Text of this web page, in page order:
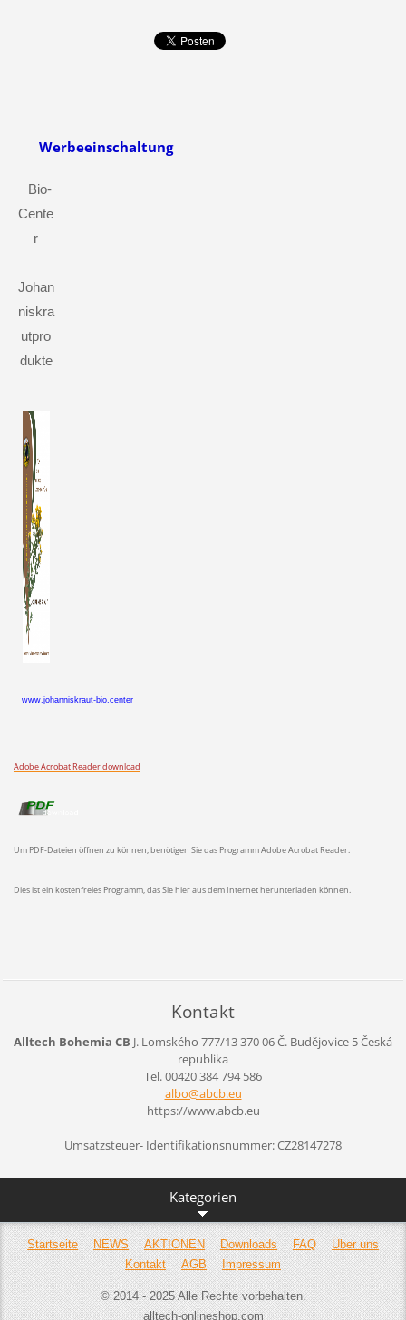
Werbeeinschaltung
Bio-
Cente
r
Johan
niskra
utpro
dukte
www.johanniskraut-bio.center
Adobe Acrobat Reader download
Um PDF-Dateien öffnen zu können, benötigen Sie das Programm Adobe Acrobat Reader.
Dies ist ein kostenfreies Programm, das Sie hier aus dem Internet herunterladen können.
Kontakt
Alltech Bohemia CB J. Lomského 777/13370 06 Č. Budějovice 5Česká
republika
Tel. 00420 384 794 586
albo@abcb.eu
https://www.abcb.eu
Umsatzsteuer- Identifikationsnummer: CZ28147278
Kategorien
Startseite NEWS AKTIONEN Downloads FAQ
Über uns
Kontakt
AGB Impressum
© 2014 - 2025 Alle Rechte vorbehalten.
alltech-onlineshop.com